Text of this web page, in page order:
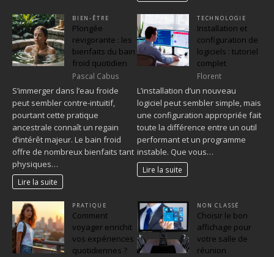
BIEN-ÊTRE
Plongée
revigorante : les
bienfaits du bain
froid quotidien
Pascal Cabus
S’immerger dans l’eau froide
peut sembler contre-intuitif,
pourtant cette pratique
ancestrale connaît un regain
d’intérêt majeur. Le bain froid
offre de nombreux bienfaits tant
physiques…
Lire la suite
TECHNOLOGIE
Installation et
configuration de
logiciels : tutoriel
complet
Florent
L’installation d’un nouveau
logiciel peut sembler simple, mais
une configuration appropriée fait
toute la différence entre un outil
performant et un programme
instable. Que vous…
Lire la suite
PRATIQUE
Comment
voyager enrichit
vos expériences
quotidiennes ?
NON CLASSÉ
Choisir le bon
affichage pour
votre salle de
réunion